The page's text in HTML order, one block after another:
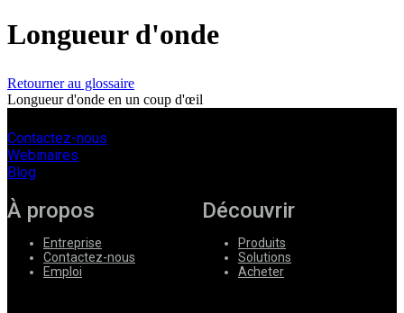
nous
S'enregistrer
Se
Entreprise
Emploi
Partenaires
Longueur d'onde
Retourner au glossaire
Longueur d'onde en un coup d'œil
Contactez-nous
Webinaires
Blog
À propos
Entreprise
Contactez-nous
Emploi
Découvrir
Produits
Solutions
Acheter